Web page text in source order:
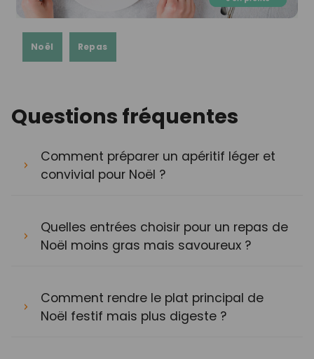
Noël Repas
Questions fréquentes
Comment préparer un apéritif léger et
convivial pour Noël ?
Quelles entrées choisir pour un repas de
Noël moins gras mais savoureux ?
Comment rendre le plat principal de
Noël festif mais plus digeste ?